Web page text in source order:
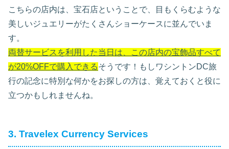
こちらの店内は、宝石店ということで、目もくらむような
美しいジュエリーがたくさんショーケースに並んでいま
す。
両替サービスを利用した当日は、この店内の宝飾品すべて
が20%OFFで購入できるそうです！もしワシントンDC旅
行の記念に特別な何かをお探しの方は、覚えておくと役に
立つかもしれませんね。
3. Travelex Currency Services